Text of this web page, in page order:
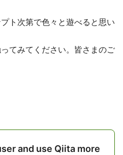
ト次第で色々と遊べると思い
てみてください。皆さまのご
and use Qiita more